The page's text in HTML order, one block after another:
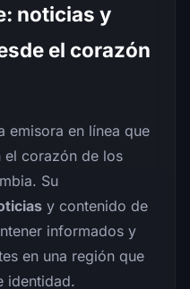
noticias y
el corazón
emisora en línea que
el corazón de los
Su
y contenido de
informados y
en una región que
identidad.